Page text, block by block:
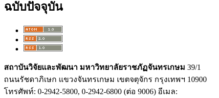
ฉบับปัจจุบัน
สถาบันวิจัยและพัฒนา มหาวิทยาลัยราชภัฏจันทรเกษม 39/1
ถนนรัชดาภิเษก แขวงจันทรเกษม เขตจตุจักร กรุงเทพฯ 10900
โทรศัพท์: 0-2942-5800, 0-2942-6800 (ต่อ 9006) อีเมล: